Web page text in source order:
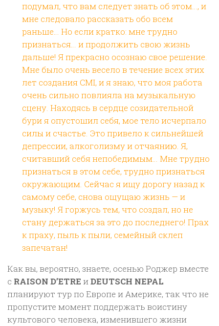
подумал, что вам следует знать об этом…, и
мне следовало рассказать обо всем
раньше… Но если кратко: мне трудно
признаться… и продолжить свою жизнь
дальше! Я прекрасно осознаю свое решение.
Мне было очень весело в течение всех этих
лет создания CMI, и я знаю, что моя работа
очень сильно повлияла на музыкальную
сцену. Находясь в сердце созидательной
бури я опустошил себя, мое тело исчерпало
силы и счастье. Это привело к сильнейшей
депрессии, алкоголизму и отчаянию. Я,
считавший себя непобедимым… Мне трудно
признаться в этом себе, трудно признаться
окружающим. Сейчас я ищу дорогу назад к
самому себе, снова ощущаю жизнь — и
музыку! Я горжусь тем, что создал, но не
стану держаться за это до последнего! Прах
к праху, пыль к пыли, семейный склеп
запечатан!
Как вы, вероятно, знаете, осенью Роджер вместе
с RAISON D’ETRE иDEUTSCH NEPAL
планируют тур по Европе и Америке, так что не
пропустите момент поддержать воистину
культового человека, изменившего жизни